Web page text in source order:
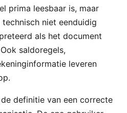
prima leesbaar is, maar
niet eenduidig
als het document
saldoregels,
leveren
definitie van een correcte